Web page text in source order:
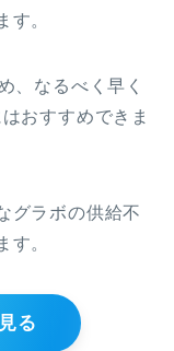
す。
、なるべく早く
おすすめできま
グラボの供給不
す。
る